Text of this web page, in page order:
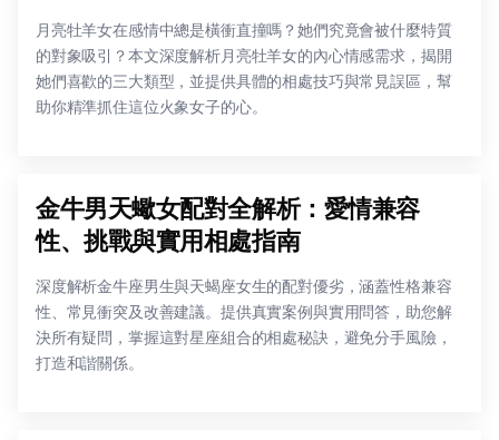
月亮牡羊女在感情中總是橫衝直撞嗎？她們究竟會被什麼特質
的對象吸引？本文深度解析月亮牡羊女的內心情感需求，揭開
她們喜歡的三大類型，並提供具體的相處技巧與常見誤區，幫
助你精準抓住這位火象女子的心。
金牛男天蠍女配對全解析：愛情兼容
性、挑戰與實用相處指南
深度解析金牛座男生與天蝎座女生的配對優劣，涵蓋性格兼容
性、常見衝突及改善建議。提供真實案例與實用問答，助您解
決所有疑問，掌握這對星座組合的相處秘訣，避免分手風險，
打造和諧關係。